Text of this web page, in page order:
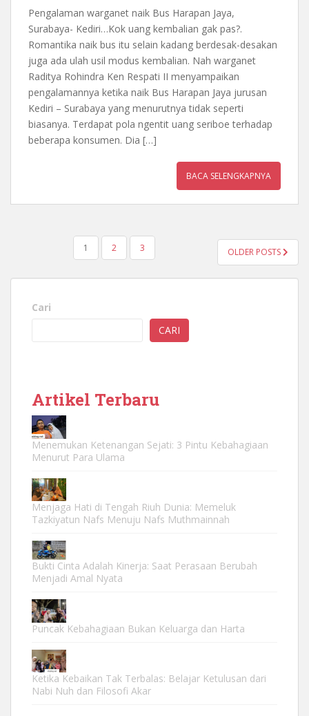
Pengalaman warganet naik Bus Harapan Jaya,
Surabaya- Kediri…Kok uang kembalian gak pas?.
Romantika naik bus itu selain kadang berdesak-desakan
juga ada ulah usil modus kembalian. Nah warganet
Raditya Rohindra Ken Respati II menyampaikan
pengalamannya ketika naik Bus Harapan Jaya jurusan
Kediri – Surabaya yang menurutnya tidak seperti
biasanya. Terdapat pola ngentit uang seriboe terhadap
beberapa konsumen. Dia […]
BACA SELENGKAPNYA
PAGINASI1 2 3 OLDER POSTS
Cari
CARI
Artikel Terbaru
Menemukan Ketenangan Sejati: 3 Pintu Kebahagiaan
Menurut Para Ulama
Menjaga Hati di Tengah Riuh Dunia: Memeluk
Tazkiyatun Nafs Menuju Nafs Muthmainnah
Bukti Cinta Adalah Kinerja: Saat Perasaan Berubah
Menjadi Amal Nyata
Puncak Kebahagiaan Bukan Keluarga dan Harta
Ketika Kebaikan Tak Terbalas: Belajar Ketulusan dari
Nabi Nuh dan Filosofi Akar